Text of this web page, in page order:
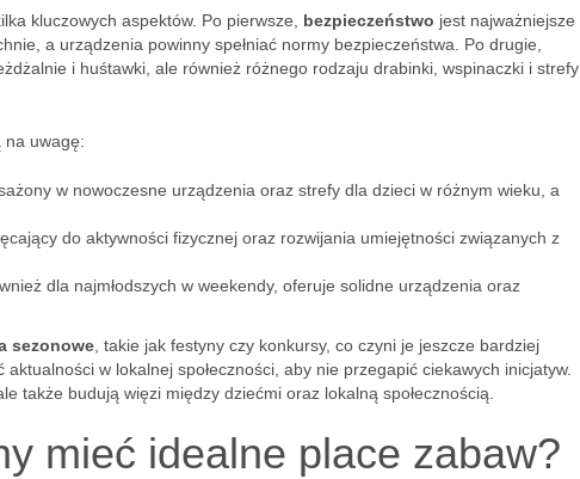
kluczowych aspektów. Po pierwsze, bezpieczeństwo jest najważniejsze
a urządzenia powinny spełniać normy bezpieczeństwa. Po drugie,
i huśtawki, ale również różnego rodzaju drabinki, wspinaczki i strefy
na uwagę:
w nowoczesne urządzenia oraz strefy dla dzieci w różnym wieku, a
do aktywności fizycznej oraz rozwijania umiejętności związanych z
dla najmłodszych w weekendy, oferuje solidne urządzenia oraz
sezonowe , takie jak festyny czy konkursy, co czyni je jeszcze bardziej
w lokalnej społeczności, aby nie przegapić ciekawych inicjatyw.
także budują więzi między dziećmi oraz lokalną społecznością.
mieć idealne place zabaw?